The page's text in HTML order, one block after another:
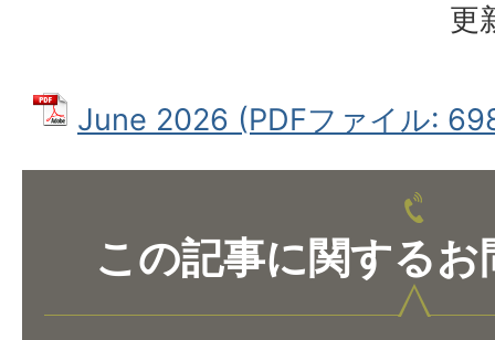
更
June 2026 (PDFファイル:
この記事に関するお